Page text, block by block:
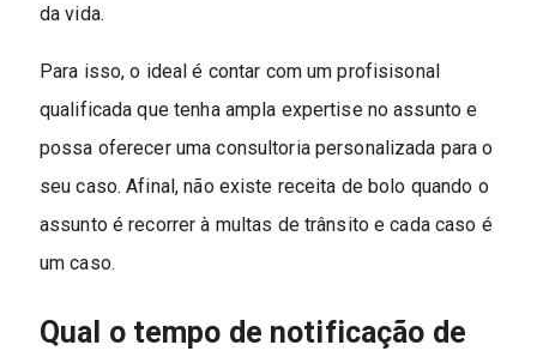
da vida.
Para isso, o ideal é contar com um profisisonal
qualificada que tenha ampla expertise no assunto e
possa oferecer uma consultoria personalizada para o
seu caso. Afinal, não existe receita de bolo quando o
assunto é recorrer à multas de trânsito e cada caso é
um caso.
Qual o tempo de notificação de